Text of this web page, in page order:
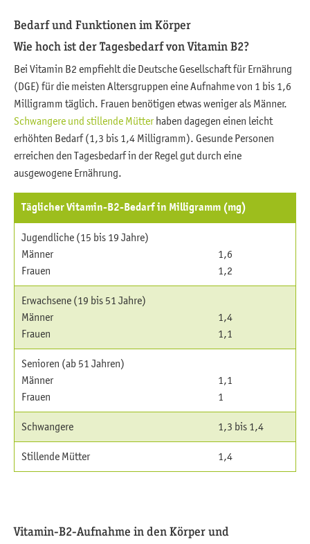
Bedarf und Funktionen im Körper
Wie hoch ist der Tagesbedarf von Vitamin B2?
Bei Vitamin B2 empfiehlt die Deutsche Gesellschaft für Ernährung
(DGE) für die meisten Altersgruppen eine Aufnahme von 1 bis 1,6
Milligramm täglich. Frauen benötigen etwas weniger als Männer.
Schwangere und stillende Mütterhaben dagegen einen leicht
erhöhten Bedarf (1,3 bis 1,4 Milligramm). Gesunde Personen
erreichen den Tagesbedarf in der Regel gut durch eine
ausgewogene Ernährung.
Täglicher Vitamin-B2-Bedarf in Milligramm (mg)
Jugendliche (15 bis 19 Jahre)
Männer
Frauen
1,6
1,2
Erwachsene (19 bis 51 Jahre)
Männer
Frauen
1,4
1,1
Senioren (ab 51 Jahren)
Männer
Frauen
1,1
1
Schwangere 1,3 bis 1,4
Stillende Mütter 1,4
Vitamin-B2-Aufnahme in den Körper und